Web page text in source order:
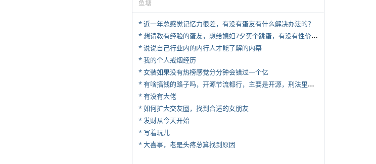
鱼塘
* 近一年总感觉记忆力很差，有没有蛋友有什么解决办法的？
*
想请教有经验的蛋友，想给媳妇7夕买个跳蛋，有没有性价比高的推荐
* 说说自己行业内的内行人才能了解的内幕
* 我的个人戒烟经历
* 女装如果没有热榜感觉分分钟会错过一个亿
*
有啥搞钱的路子吗，开源节流都行，主要是开源，刑法里的咱不做
* 有没有大佬
* 如何扩大交友圈，找到合适的女朋友
* 发财从今天开始
* 写着玩儿
* 大喜事，老是头疼总算找到原因